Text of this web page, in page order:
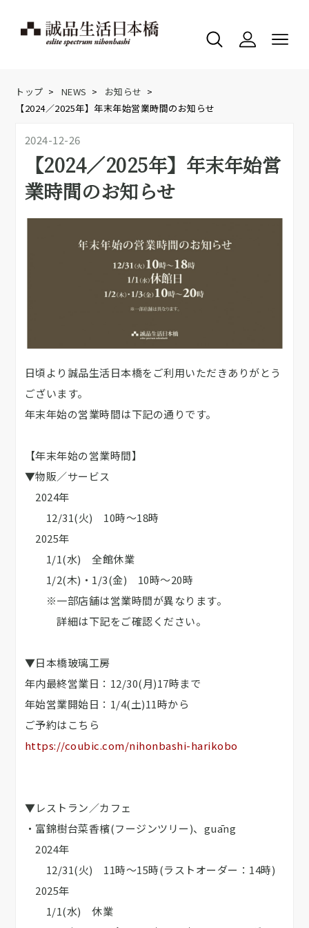
トップ > NEWS > お知らせ >
【2024／2025年】年末年始営業時間のお知らせ
2024-12-26
【2024／2025年】年末年始営
業時間のお知らせ
日頃より誠品生活日本橋をご利用いただきありがとう
ございます。
年末年始の営業時間は下記の通りです。
【年末年始の営業時間】
▼物販／サービス
2024年
12/31(火) 10時～18時
2025年
1/1(水) 全館休業
1/2(木)・1/3(金) 10時～20時
※一部店舗は営業時間が異なります。
詳細は下記をご確認ください。
▼日本橋玻璃工房
年内最終営業日：12/30(月)17時まで
年始営業開始日：1/4(土)11時から
ご予約はこちら
https://coubic.com/nihonbashi-harikobo
▼レストラン／カフェ
・富錦樹台菜香檳(フージンツリー)、guāng
2024年
12/31(火) 11時～15時(ラストオーダー：14時)
2025年
1/1(水) 休業